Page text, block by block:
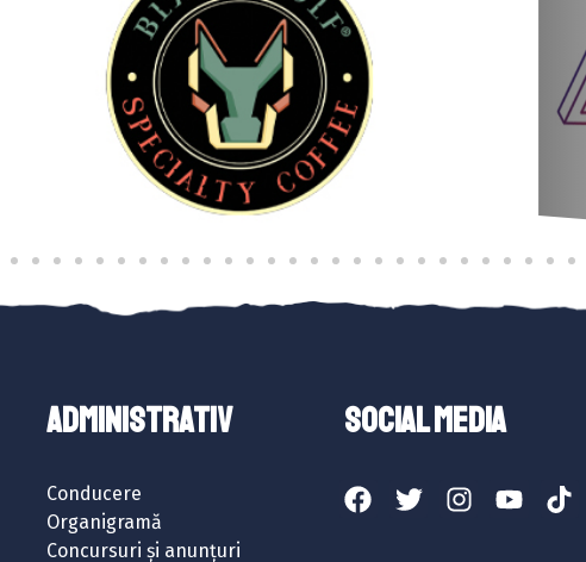
ADMINISTRATIV
Conducere
Organigramă
Concursuri și anunțuri
SOCIAL MEDIA